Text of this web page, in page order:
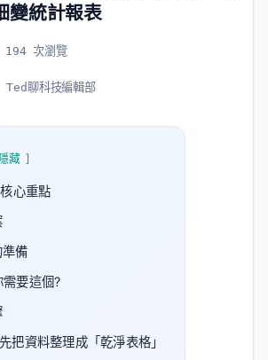
變統計報表
次瀏覽
:Ted聊科技編輯部
藏
心重點
備
需要這個?
把資料整理成「乾淨表格」